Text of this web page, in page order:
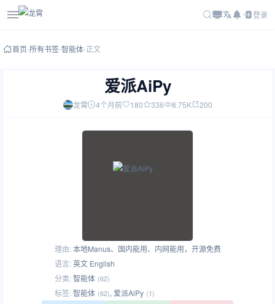
登录
首页-所有书签-智能体-正文
爱派AiPy
龙霄 4个月前 180 336 8.75K 200
理由:本地Manus、国内能用、内网能用，开源免费
语言:英文 English
分类:智能体 (62)
标签:智能体 (62), 爱派AiPy (1)